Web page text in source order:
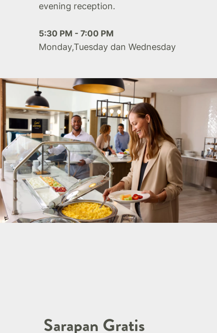
evening reception.
5:30 PM - 7:00 PM
Monday,Tuesday dan Wednesday
Sarapan Gratis